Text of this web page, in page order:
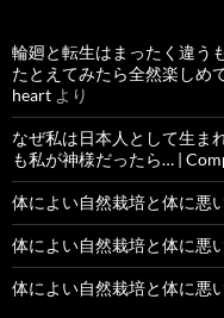
輪廻と転生はまったく違う
たとえてみたら全然楽しめ
heart より
なぜ私は日本人として生ま
も私が神様だったら… |
体によい自然栽培と体に悪
体によい自然栽培と体に悪
体によい自然栽培と体に悪